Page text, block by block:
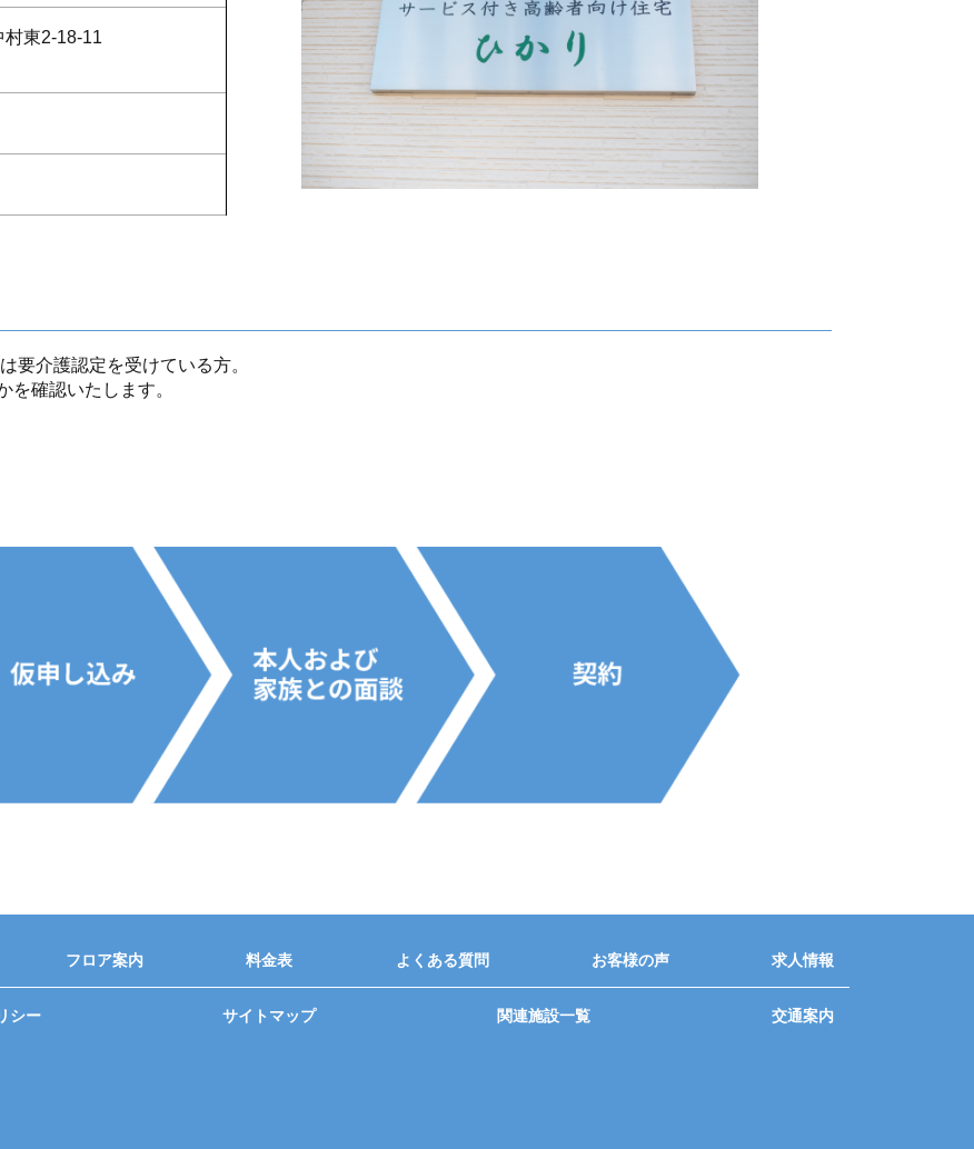
東2-18-11
要介護認定を受けている方。
を確認いたします。
フロア案内 料金表 よくある質問 お客様の声 求人情報
シー サイトマップ 関連施設一覧 交通案内